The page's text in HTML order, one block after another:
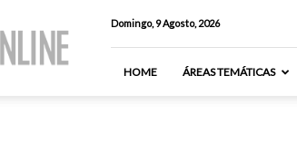
Domingo, 9 Agosto, 2026
HOME ÁREAS TEMÁTICAS